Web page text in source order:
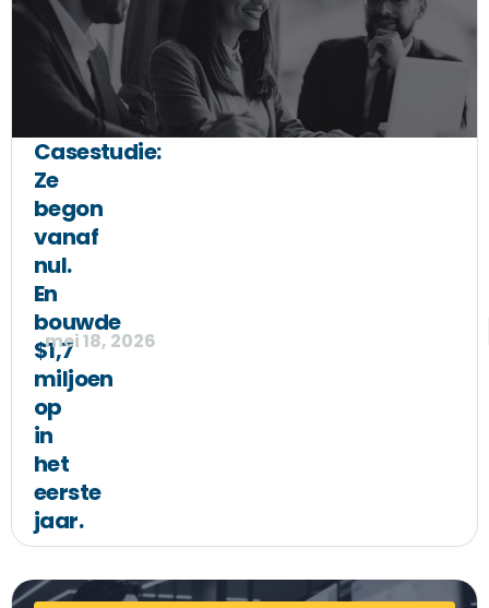
Casestudie:
Ze
begon
vanaf
nul.
En
bouwde
$1,7
miljoen
op
in
het
eerste
jaar.
mei 18, 2026